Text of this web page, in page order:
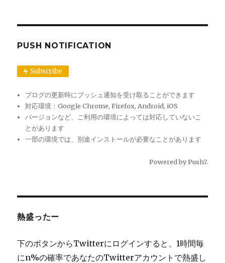
PUSH NOTIFICATION
Subscribe
ブログの更新時にプッシュ通知を受け取ることができます
対応環境：Google Chrome, Firefox, Android, iOS
バージョンなど、ご利用の環境によっては対応していないこ
とがあります
一部の環境では、別途インストールが必要なことがあります
Powered byPush7.
熱盛ったー
下のボタンからTwitterにログインすると、1時間毎
にn%の確率であなたのTwitterアカウントで熱盛し